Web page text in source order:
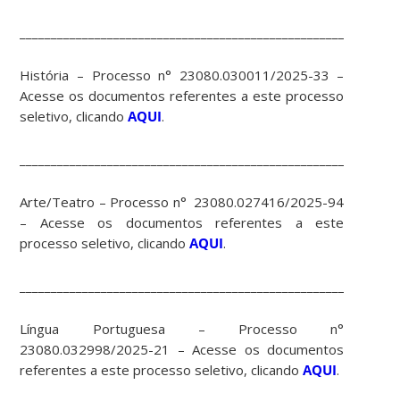
História – Processo n° 23080.030011/2025-33 –
Acesse os documentos referentes a este processo
seletivo, clicandoAQUI.
Arte/Teatro – Processo n° 23080.027416/2025-94
– Acesse os documentos referentes a este
processo seletivo, clicandoAQUI.
Língua Portuguesa – Processo n°
23080.032998/2025-21 – Acesse os documentos
referentes a este processo seletivo, clicandoAQUI.